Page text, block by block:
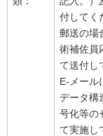
付してく
郵送の場
術補佐員
て送付し
E-メール
データ構
号化等の
て実施し